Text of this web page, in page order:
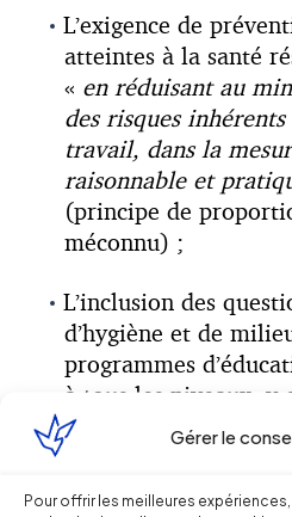
Gérer le
Pour offrir les meilleures
L’exigence de
atteintes à la santé
« en réduisant au
des risques
travail, dans la
raisonnable et
(principe de
méconnu) ;
L’inclusion des
d’hygiène et de
programmes
à tous les niveaux, y
l’enseignement
souvent des
en amont de la vie